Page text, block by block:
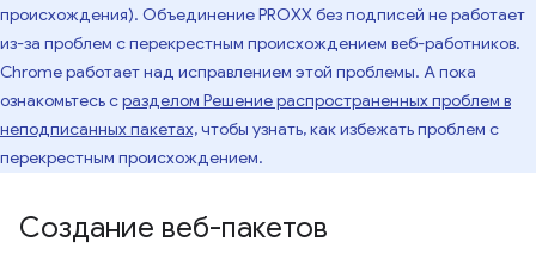
происхождения). Объединение PROXX без подписей не работает
из-за проблем с перекрестным происхождением веб-работников.
Chrome работает над исправлением этой проблемы. А пока
ознакомьтесь сразделом Решение распространенных проблем в
неподписанных пакетах,чтобы узнать, как избежать проблем с
перекрестным происхождением.
Создание веб-пакетов